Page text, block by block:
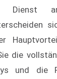
die
und die